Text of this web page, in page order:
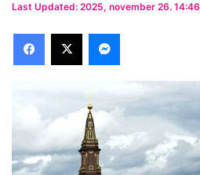
Last Updated: 2025, november 26. 14:46
Facebook
X Messenger